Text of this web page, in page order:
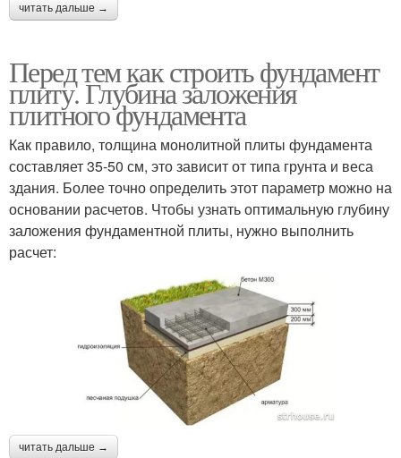
читать дальше →
Перед тем как строить фундамент
плиту. Глубина заложения
плитного фундамента
Как правило, толщина монолитной плиты фундамента
составляет 35-50 см, это зависит от типа грунта и веса
здания. Более точно определить этот параметр можно на
основании расчетов. Чтобы узнать оптимальную глубину
заложения фундаментной плиты, нужно выполнить
расчет:
читать дальше →